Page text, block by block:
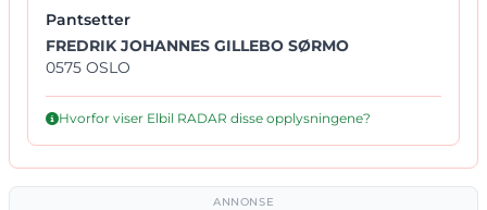
Pantsetter
FREDRIK JOHANNES GILLEBO SØRMO
0575 OSLO
Hvorfor viser Elbil RADAR disse opplysningene?
ANNONSE